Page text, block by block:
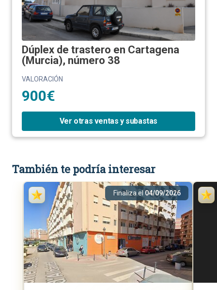
Dúplex de trastero en Cartagena
(Murcia), número 38
VALORACIÓN
900€
Ver otras ventas y subastas
También te podría interesar
Finaliza el 04/09/2026